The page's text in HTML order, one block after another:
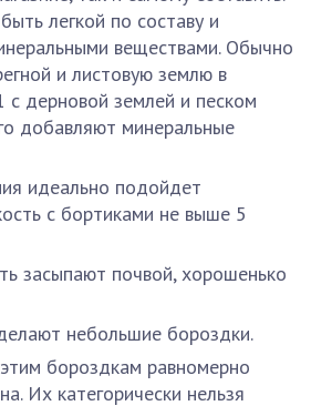
легкой по составу и
веществами. Обычно
и листовую землю в
с дерновой землей и песком
добавляют минеральные
идеально подойдет
с бортиками не выше 5
засыпают почвой, хорошенько
небольшие бороздки.
бороздкам равномерно
Их категорически нельзя